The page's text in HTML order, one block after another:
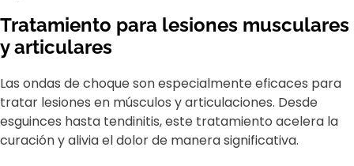
Tratamiento para lesiones musculares
y articulares
Las ondas de choque son especialmente eficaces para
tratar lesiones en músculos y articulaciones. Desde
esguinces hasta tendinitis, este tratamiento acelera la
curación y alivia el dolor de manera significativa.